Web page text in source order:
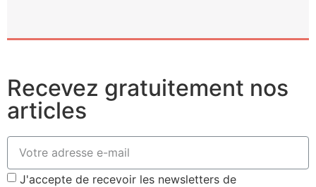
Recevez gratuitement nos
articles
J'accepte de recevoir les newsletters de